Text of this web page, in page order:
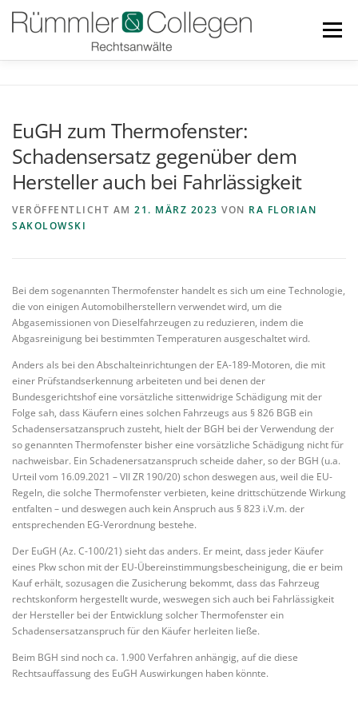
Inhalt
Menü
DOWNLOADS KONTAKT
EuGH zum Thermofenster:
Schadensersatz gegenüber dem
Hersteller auch bei Fahrlässigkeit
VERÖFFENTLICHT AM 21. MÄRZ 2023 VON RA FLORIAN
SAKOLOWSKI
Bei dem sogenannten Thermofenster handelt es sich um eine Technologie,
die von einigen Automobilherstellern verwendet wird, um die
Abgasemissionen von Dieselfahrzeugen zu reduzieren, indem die
Abgasreinigung bei bestimmten Temperaturen ausgeschaltet wird.
Anders als bei den Abschalteinrichtungen der EA-189-Motoren, die mit
einer Prüfstandserkennung arbeiteten und bei denen der
Bundesgerichtshof eine vorsätzliche sittenwidrige Schädigung mit der
Folge sah, dass Käufern eines solchen Fahrzeugs aus § 826 BGB ein
Schadensersatzanspruch zusteht, hielt der BGH bei der Verwendung der
so genannten Thermofenster bisher eine vorsätzliche Schädigung nicht für
nachweisbar. Ein Schadenersatzanspruch scheide daher, so der BGH (u.a.
Urteil vom 16.09.2021 – VII ZR 190/20) schon deswegen aus, weil die EU-
Regeln, die solche Thermofenster verbieten, keine drittschützende Wirkung
entfalten – und deswegen auch kein Anspruch aus § 823 i.V.m. der
entsprechenden EG-Verordnung bestehe.
Der EuGH (Az. C-100/21) sieht das anders. Er meint, dass jeder Käufer
eines Pkw schon mit der EU-Übereinstimmungsbescheinigung, die er beim
Kauf erhält, sozusagen die Zusicherung bekommt, dass das Fahrzeug
rechtskonform hergestellt wurde, weswegen sich auch bei Fahrlässigkeit
der Hersteller bei der Entwicklung solcher Thermofenster ein
Schadensersatzanspruch für den Käufer herleiten ließe.
Beim BGH sind noch ca. 1.900 Verfahren anhängig, auf die diese
Rechtsauffassung des EuGH Auswirkungen haben könnte.